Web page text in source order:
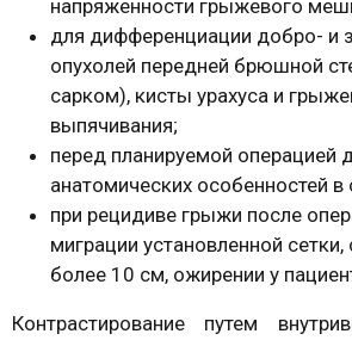
напряженности грыжевого
для дифференциации добро- и
опухолей передней брюшной
сарком), кисты урахуса и
выпячивания;
перед планируемой операцией
анатомических особенностей в
при рецидиве грыжи после
миграции установленной
более 10 см, ожирении у
Контрастирование путем